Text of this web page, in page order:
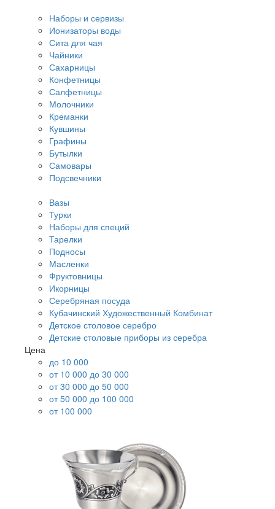
Наборы и сервизы
Ионизаторы воды
Сита для чая
Чайники
Сахарницы
Конфетницы
Салфетницы
Молочники
Креманки
Кувшины
Графины
Бутылки
Самовары
Подсвечники
Вазы
Турки
Наборы для специй
Тарелки
Подносы
Масленки
Фруктовницы
Икорницы
Серебряная посуда
Кубачинский Художественный Комбинат
Детское столовое серебро
Детские столовые приборы из серебра
Цена
до 10 000
от 10 000 до 30 000
от 30 000 до 50 000
от 50 000 до 100 000
от 100 000